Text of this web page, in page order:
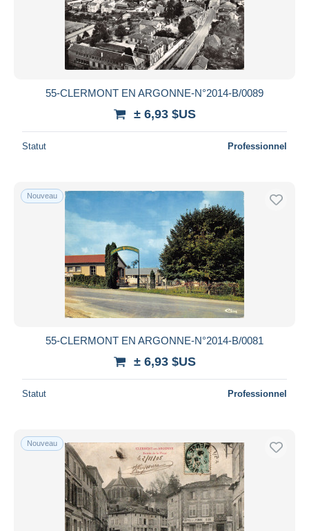
55-CLERMONT EN ARGONNE-N°2014-B/0089
± 6,93 $US
Statut Professionnel
Nouveau
55-CLERMONT EN ARGONNE-N°2014-B/0081
± 6,93 $US
Statut Professionnel
Nouveau